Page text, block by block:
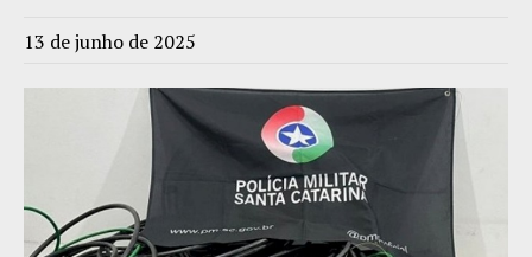
13 de junho de 2025